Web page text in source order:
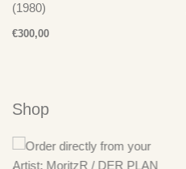
(1980)
€300,00
Shop